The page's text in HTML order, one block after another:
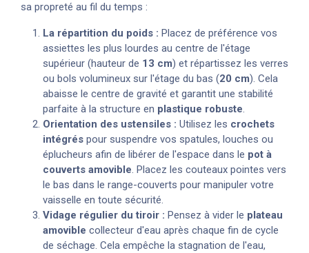
sa propreté au fil du temps :
La répartition du poids : Placez de préférence vos
assiettes les plus lourdes au centre de l'étage
supérieur (hauteur de 13 cm) et répartissez les verres
ou bols volumineux sur l'étage du bas (20 cm). Cela
abaisse le centre de gravité et garantit une stabilité
parfaite à la structure en plastique robuste.
Orientation des ustensiles : Utilisez les crochets
intégrés pour suspendre vos spatules, louches ou
éplucheurs afin de libérer de l'espace dans le pot à
couverts amovible. Placez les couteaux pointes vers
le bas dans le range-couverts pour manipuler votre
vaisselle en toute sécurité.
Vidage régulier du tiroir : Pensez à vider le plateau
amovible collecteur d'eau après chaque fin de cycle
de séchage. Cela empêche la stagnation de l'eau,